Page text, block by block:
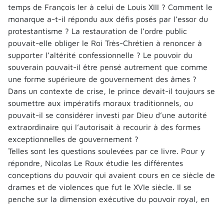
temps de François Ier à celui de Louis XIII ? Comment le
monarque a-t-il répondu aux défis posés par l’essor du
protestantisme ? La restauration de l’ordre public
pouvait-elle obliger le Roi Très-Chrétien à renoncer à
supporter l’altérité confessionnelle ? Le pouvoir du
souverain pouvait-il être pensé autrement que comme
une forme supérieure de gouvernement des âmes ?
Dans un contexte de crise, le prince devait-il toujours se
soumettre aux impératifs moraux traditionnels, ou
pouvait-il se considérer investi par Dieu d’une autorité
extraordinaire qui l’autorisait à recourir à des formes
exceptionnelles de gouvernement ?
Telles sont les questions soulevées par ce livre. Pour y
répondre, Nicolas Le Roux étudie les différentes
conceptions du pouvoir qui avaient cours en ce siècle de
drames et de violences que fut le XVIe siècle. Il se
penche sur la dimension exécutive du pouvoir royal, en